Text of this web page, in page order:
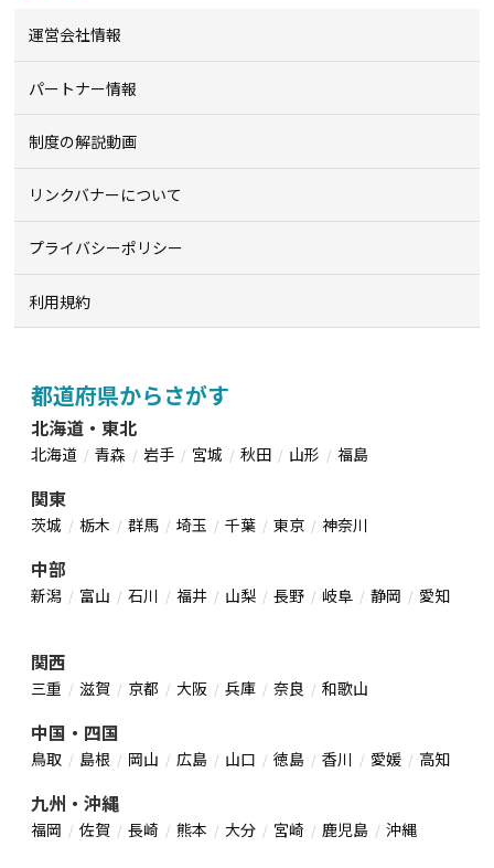
運営会社情報
パートナー情報
制度の解説動画
リンクバナーについて
プライバシーポリシー
利用規約
都道府県からさがす
北海道・東北
北海道 青森 岩手 宮城 秋田 山形 福島
関東
茨城 栃木 群馬 埼玉 千葉 東京 神奈川
中部
新潟 富山 石川 福井 山梨 長野 岐阜 静岡 愛知
関西
三重 滋賀 京都 大阪 兵庫 奈良 和歌山
中国・四国
鳥取 島根 岡山 広島 山口 徳島 香川 愛媛 高知
九州・沖縄
福岡 佐賀 長崎 熊本 大分 宮崎 鹿児島 沖縄